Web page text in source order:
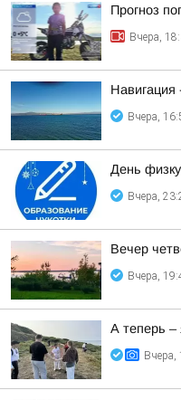
Прогноз
Вчера,
Навигация
Вчера,
День
Вчера,
Вечер
Вчера,
А теперь –
Вчера,